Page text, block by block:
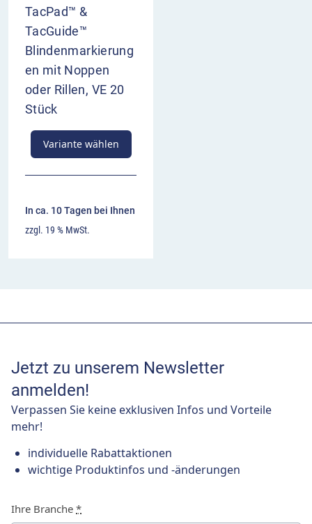
TacPad™ &
TacGuide™
Blindenmarkierung
en mit Noppen
oder Rillen, VE 20
Stück
Variante wählen
In ca. 10 Tagen bei Ihnen
zzgl. 19 % MwSt.
Jetzt zu unserem Newsletter
anmelden!
Verpassen Sie keine exklusiven Infos und Vorteile
mehr!
individuelle Rabattaktionen
wichtige Produktinfos und -änderungen
Ihre Branche *